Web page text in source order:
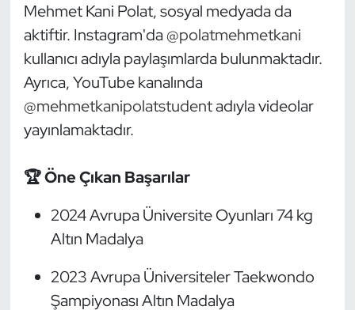
Mehmet Kani Polat, sosyal medyada da
aktiftir. Instagram'da @polatmehmetkani
kullanıcı adıyla paylaşımlarda bulunmaktadır.
Ayrıca, YouTube kanalında
@mehmetkanipolatstudentadıyla videolar
yayınlamaktadır.​
🏆 Öne Çıkan Başarılar
2024 Avrupa Üniversite Oyunları 74 kg
Altın Madalya
2023 Avrupa Üniversiteler Taekwondo
Şampiyonası Altın Madalya
Kick Boks
Kürek
Masa Tenisi
Modern Pentatlon
Motor Sporları
Muay Thai
Optimist